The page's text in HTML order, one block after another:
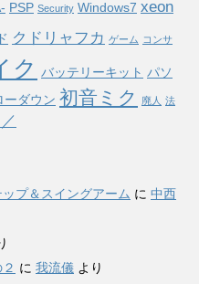
PSP Security Windows7 xeon
クドリャフカ ゲーム コンサ
ク バッテリーキット パソ
ーダウン 初音ミク 廃人 法
ップ＆スイングアーム に 中西
に 我流儀 より